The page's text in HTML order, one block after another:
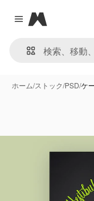
Close menu
Magnific
ホーム/ストック/PSD/ケ